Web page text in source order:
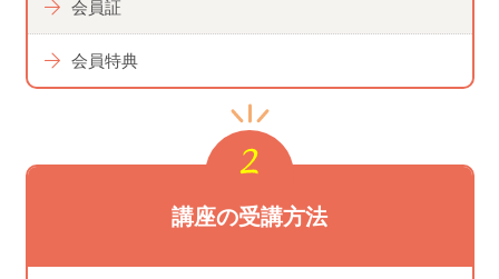
会員証
会員特典
講座の受講⽅法